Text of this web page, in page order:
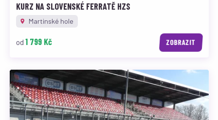
KURZ NA SLOVENSKÉ FERRATĚ HZS
Martinské hole
od 1 799 Kč ZOBRAZIT